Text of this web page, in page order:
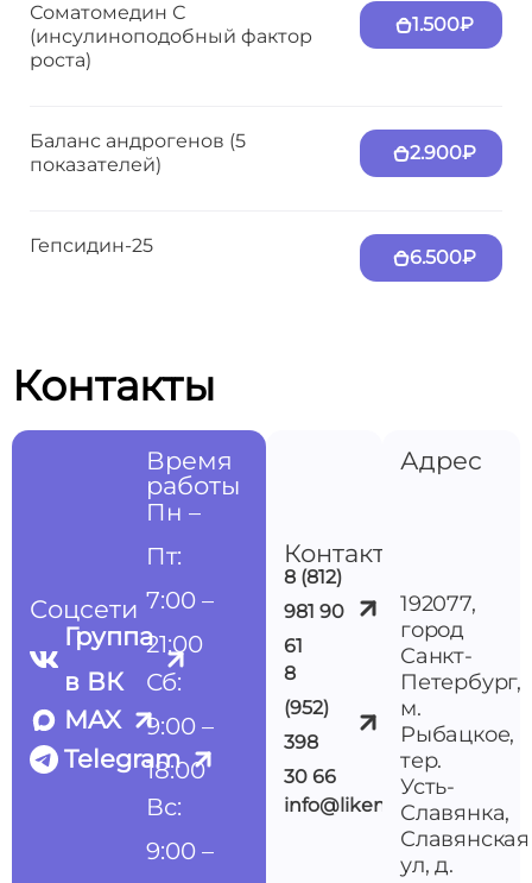
Соматомедин С
(инсулиноподобный фактор
роста)
1.500₽
Баланс андрогенов (5
показателей)
2.900₽
Гепсидин-25
6.500₽
Контакты
Контакты
8 (812)
981 90
61
8
(952)
398
30 66
info@likemedspb.ru
Адрес
192077,
город
Санкт-
Петербург,
м.
Рыбацкое,
тер.
Усть-
Славянка,
Славянская
ул, д.
Соцсети
Группа
в ВК
MAX
Telegram
Время
работы
Пн –
Пт:
7:00 –
21:00
Сб:
9:00 –
18:00
Вс:
9:00 –